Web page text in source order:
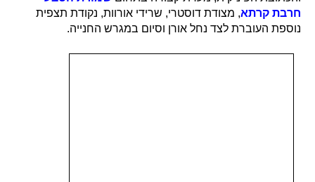
חרבת קרתא, מצודת דוסטרי, שרידי אורוות, נקודת תצפית
נוספת העוברת לצד נחל אורן וסיום במגרש החנייה.